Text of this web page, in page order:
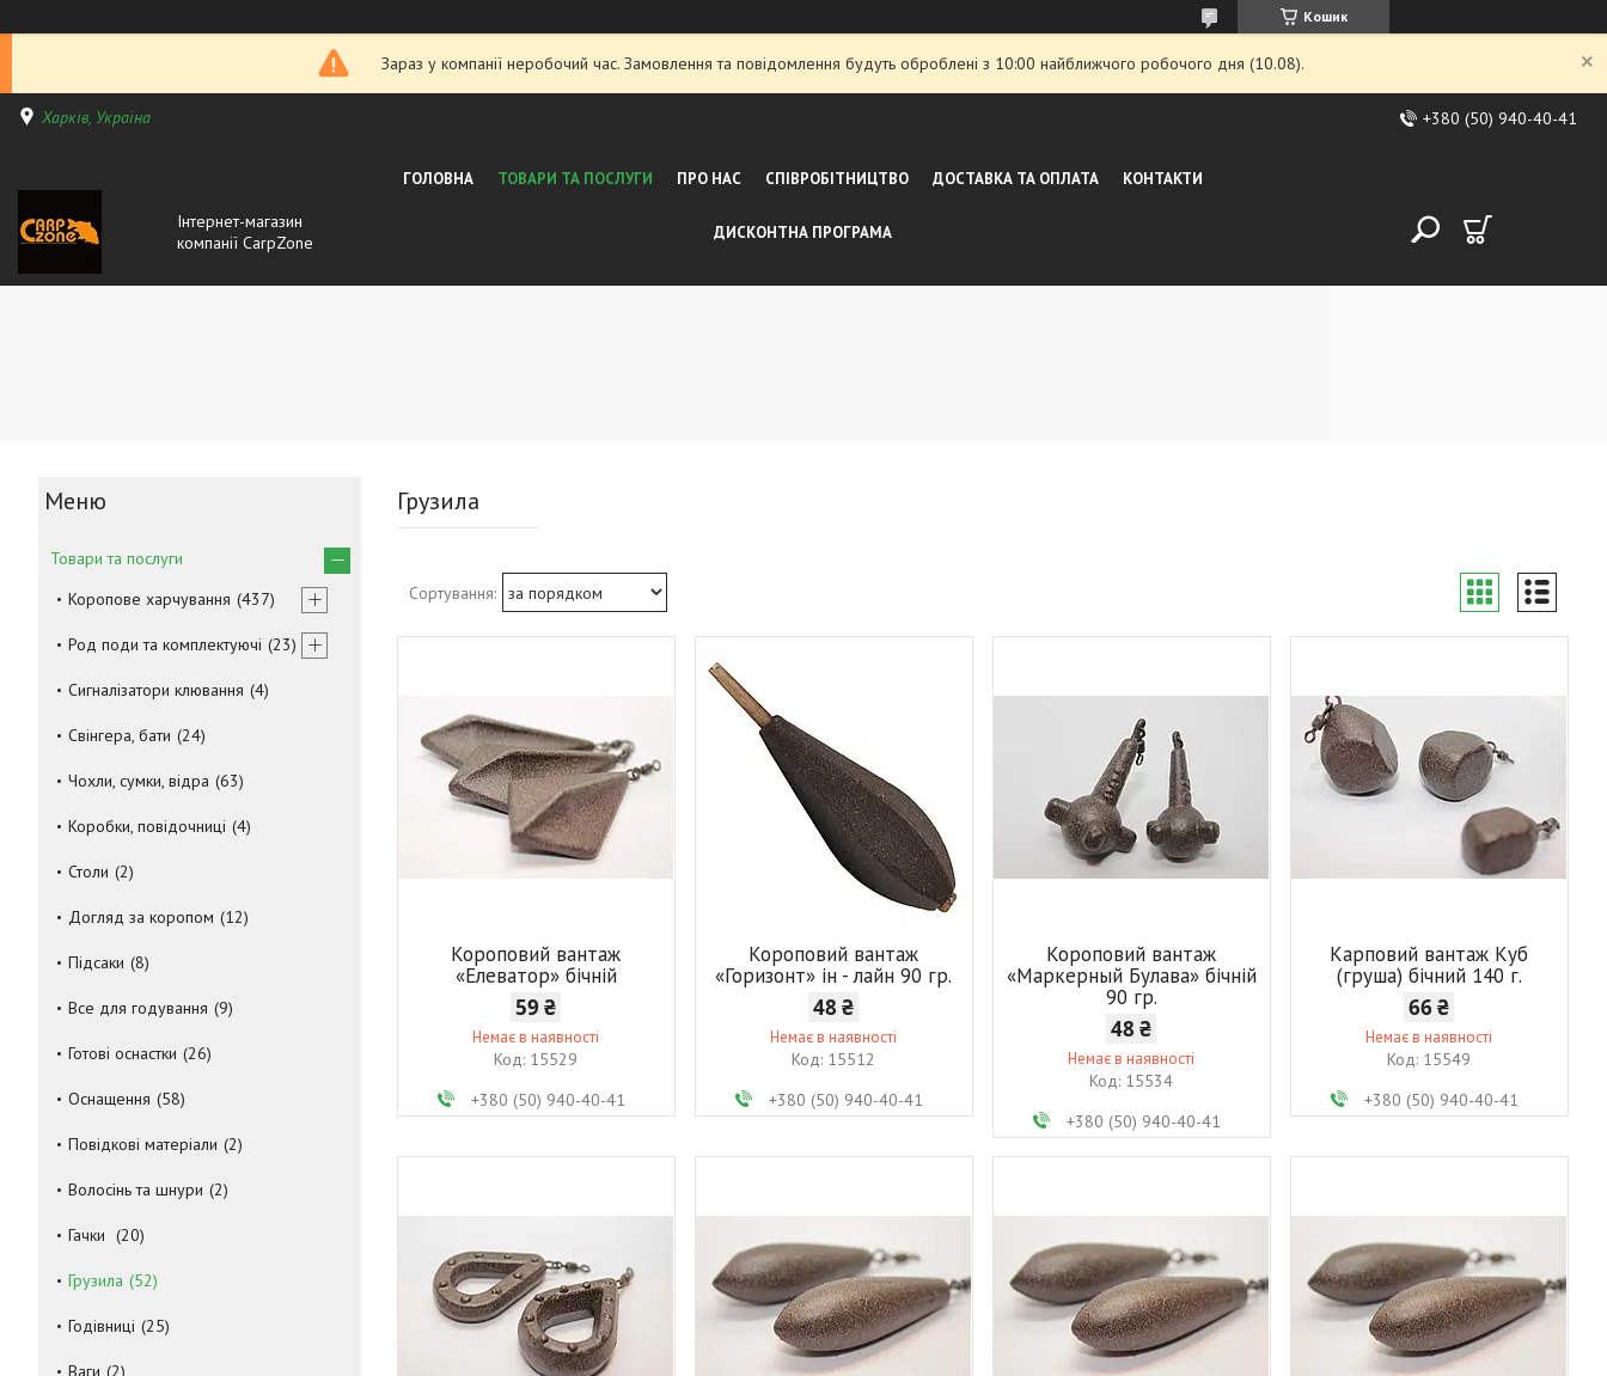
Кошик
Зараз у компанії неробочий час. Замовлення та повідомлення будуть оброблені з 10:00 найближчого робочого дня (10.08).
Харків, Україна +380 (50) 940-40-41
Інтернет-магазин
компанії CarpZone
ГОЛОВНА ТОВАРИ ТА ПОСЛУГИ ПРО НАС СПІВРОБІТНИЦТВО ДОСТАВКА ТА ОПЛАТА КОНТАКТИ
ДИСКОНТНА ПРОГРАМА
Грузила
Короповий вантаж
«Елеватор» бічній
59 ₴
Немає в наявності
15529
+380 (50) 940-40-41
Короповий вантаж
«Горизонт» ін - лайн 90 гр.
48 ₴
Немає в наявності
15512
+380 (50) 940-40-41
Короповий вантаж
«Маркерный Булава» бічній
90 гр.
48 ₴
Немає в наявності
15534
+380 (50) 940-40-41
Карповий вантаж Куб
(груша) бічний 140 г.
66 ₴
Немає в наявності
15549
+380 (50) 940-40-41
Товари та послуги
Коропове харчування 437
Род поди та комплектуючі 23
Сигналізатори клювання 4
Свінгера, бати 24
Чохли, сумки, відра 63
Коробки, повідочниці 4
Столи 2
Догляд за коропом 12
Підсаки 8
Все для годування 9
Готові оснастки 26
Оснащення 58
Повідкові матеріали 2
Волосінь та шнури 2
Гачки 20
Грузила 52
Годівниці 25
Ваги 2